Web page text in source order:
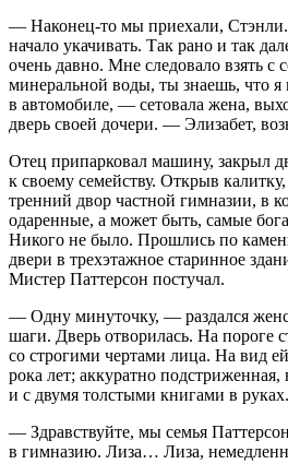
— Наконец-то мы приехали,
начало укачивать. Так рано и так
очень давно. Мне следовало взять с
минеральной воды, ты знаешь, что я
в автомобиле, — сетовала жена,
дверь своей дочери. — Элизабет,
Отец припарковал машину, закрыл
к своему семейству. Открыв
тренний двор частной гимназии, в
одаренные, а может быть, самые
Никого не было. Прошлись по
двери в трехэтажное старинное
Мистер Паттерсон постучал.
— Одну минуточку, — раздался
шаги. Дверь отворилась. На пороге
со строгими чертами лица. На вид
рока лет; аккуратно подстриженная,
и с двумя толстыми книгами в руках.
— Здравствуйте, мы семья
в гимназию. Лиза… Лиза,